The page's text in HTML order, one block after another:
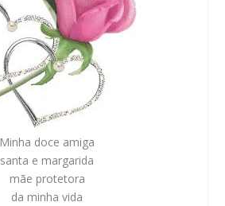
Minha doce amiga
santa e margarida
mãe protetora
da minha vida